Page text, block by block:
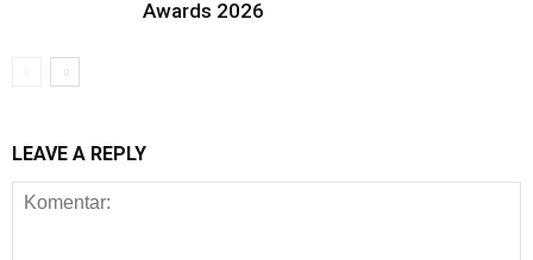
Awards 2026
LEAVE A REPLY